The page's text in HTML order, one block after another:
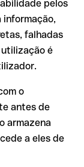
comerciais ou
conta só pode
de uma
e implica
efetuar uma
e, em caso
Esta
pelos
falhadas
é
o
antes de
armazena
a eles de